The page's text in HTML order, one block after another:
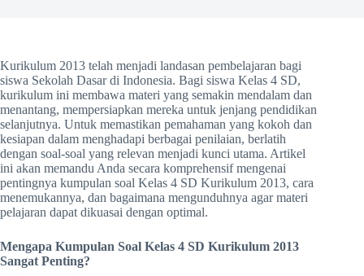
Kurikulum 2013 telah menjadi landasan pembelajaran bagi
siswa Sekolah Dasar di Indonesia. Bagi siswa Kelas 4 SD,
kurikulum ini membawa materi yang semakin mendalam dan
menantang, mempersiapkan mereka untuk jenjang pendidikan
selanjutnya. Untuk memastikan pemahaman yang kokoh dan
kesiapan dalam menghadapi berbagai penilaian, berlatih
dengan soal-soal yang relevan menjadi kunci utama. Artikel
ini akan memandu Anda secara komprehensif mengenai
pentingnya kumpulan soal Kelas 4 SD Kurikulum 2013, cara
menemukannya, dan bagaimana mengunduhnya agar materi
pelajaran dapat dikuasai dengan optimal.
Mengapa Kumpulan Soal Kelas 4 SD Kurikulum 2013
Sangat Penting?